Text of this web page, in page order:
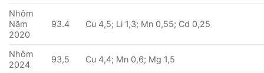
Nhôm
Năm
2020
93.4 Cu 4,5; Li 1,3; Mn 0,55; Cd 0,25
Nhôm
2024
93,5 Cu 4,4; Mn 0,6; Mg 1,5